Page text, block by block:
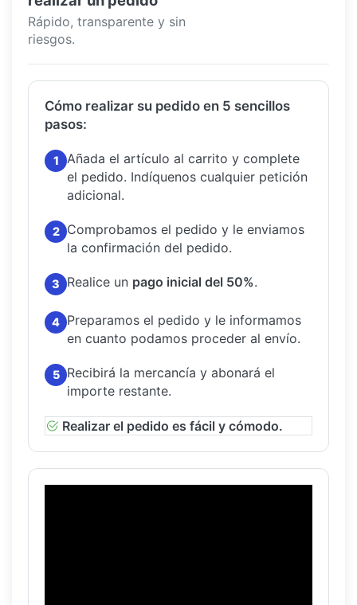
Rápido, transparente y sin
riesgos.
Cómo realizar su pedido en 5 sencillos
pasos:
1
Añada el artículo al carrito y complete
el pedido. Indíquenos cualquier petición
adicional.
2
Comprobamos el pedido y le enviamos
la confirmación del pedido.
3 Realice un pago inicial del 50%.
4 Preparamos el pedido y le informamos
en cuanto podamos proceder al envío.
5
Recibirá la mercancía y abonará el
importe restante.
Realizar el pedido es fácil y cómodo.